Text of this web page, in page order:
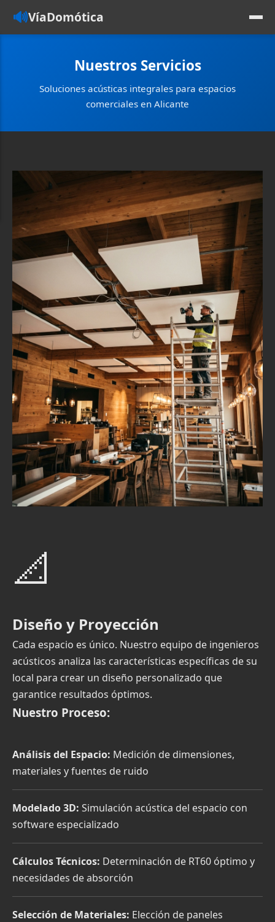
🔊VíaDomótica
Nuestros Servicios
Soluciones acústicas integrales para espacios
comerciales en Alicante
📐
Diseño y Proyección
Cada espacio es único. Nuestro equipo de ingenieros
acústicos analiza las características específicas de su
local para crear un diseño personalizado que
garantice resultados óptimos.
Nuestro Proceso:
Análisis del Espacio: Medición de dimensiones,
materiales y fuentes de ruido
Modelado 3D: Simulación acústica del espacio con
software especializado
Cálculos Técnicos: Determinación de RT60 óptimo y
necesidades de absorción
Selección de Materiales: Elección de paneles